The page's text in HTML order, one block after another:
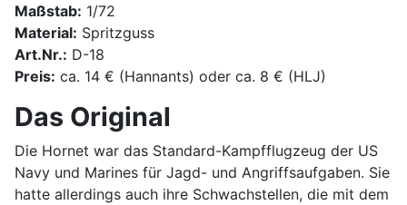
Maßstab: 1/72
Material: Spritzguss
Art.Nr.: D-18
Preis: ca. 14 € (Hannants) oder ca. 8 € (HLJ)
Das Original
Die Hornet war das Standard-Kampfflugzeug der US
Navy und Marines für Jagd- und Angriffsaufgaben. Sie
hatte allerdings auch ihre Schwachstellen, die mit dem